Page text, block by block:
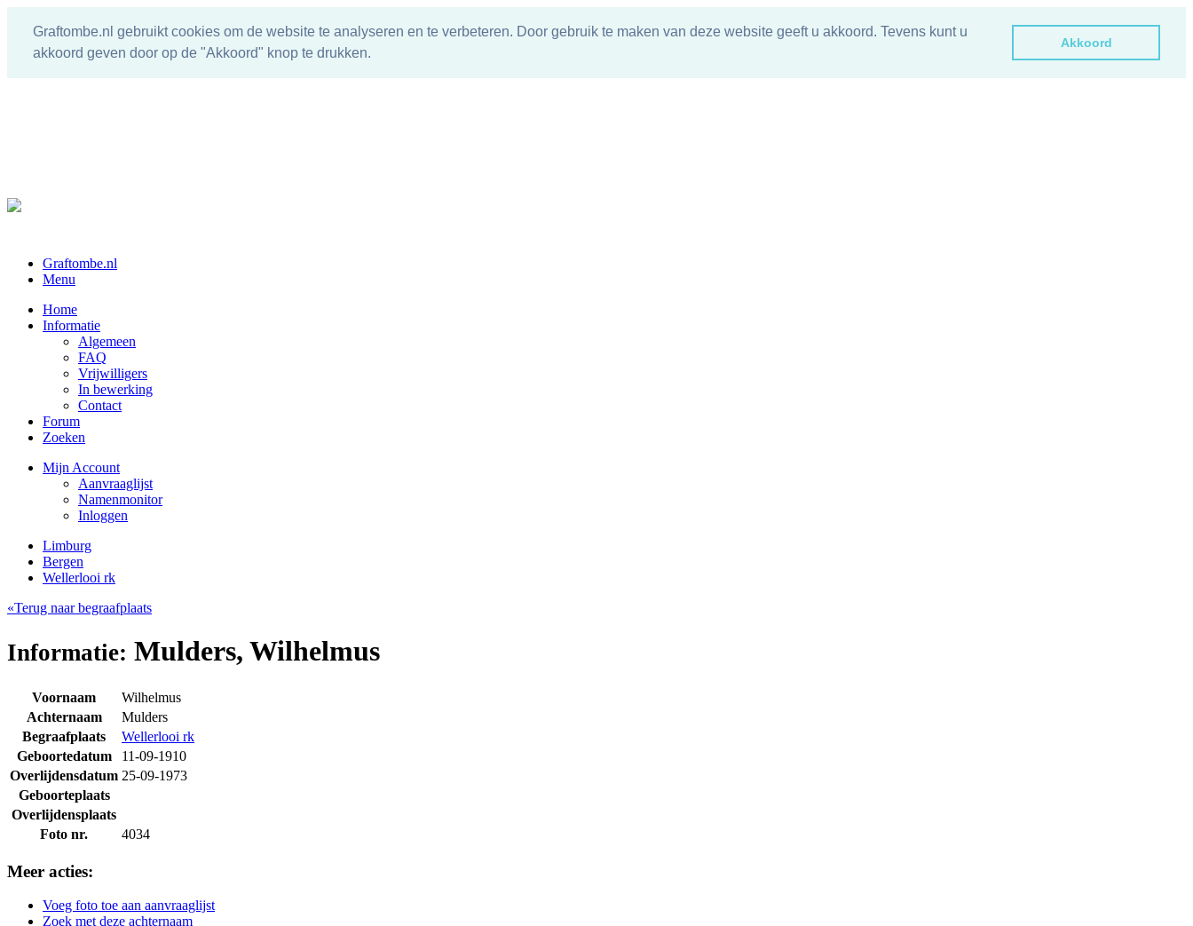
Graftombe.nl gebruikt cookies om de website te analyseren en te verbeteren. Door gebruik te maken van deze website geeft u akkoord. Tevens kunt u
akkoord geven door op de "Akkoord" knop te drukken.
Akkoord
Graftombe.nl
Menu
Home
Informatie
Algemeen
FAQ
Vrijwilligers
In bewerking
Contact
Forum
Zoeken
Mijn Account
Aanvraaglijst
Namenmonitor
Inloggen
Limburg
Bergen
Wellerlooi rk
«Terug naar begraafplaats
Informatie: Mulders, Wilhelmus
Voornaam
Wilhelmus
Achternaam
Mulders
Begraafplaats
Wellerlooi rk
Geboortedatum
11-09-1910
Overlijdensdatum 25-09-1973
Geboorteplaats
Overlijdensplaats
Foto nr.
4034
Meer acties:
Voeg foto toe aan aanvraaglijst
Zoek met deze achternaam